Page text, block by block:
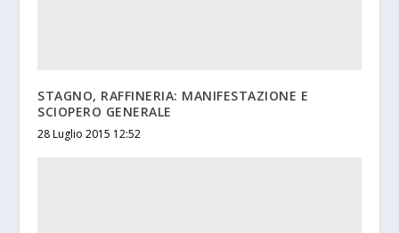
STAGNO, RAFFINERIA: MANIFESTAZIONE E
SCIOPERO GENERALE
28 Luglio 2015 12:52